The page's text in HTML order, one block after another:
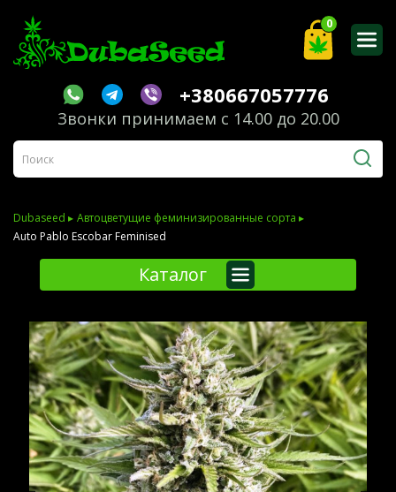
+380667057776
Звонки принимаем с 14.00 до 20.00
0
Dubaseed ▸ Автоцветущие феминизированные сорта ▸
Auto Pablo Escobar Feminised
Каталог